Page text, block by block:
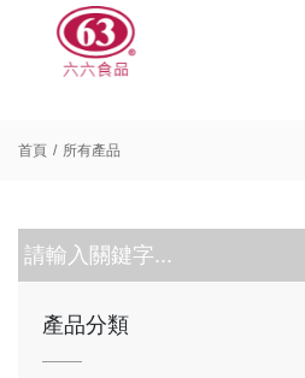
首頁 所有產品
產品分類